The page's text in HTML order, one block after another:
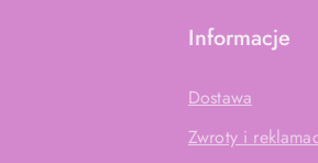
Informacje
Dostawa
Zwroty i